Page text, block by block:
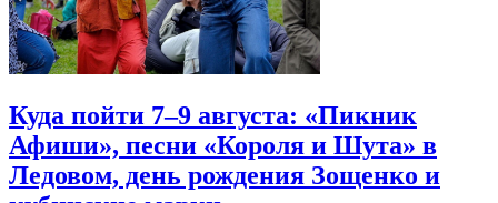
Куда пойти 7–9 августа: «Пикник
Афиши», песни «Короля и Шута» в
Ледовом, день рождения Зощенко и